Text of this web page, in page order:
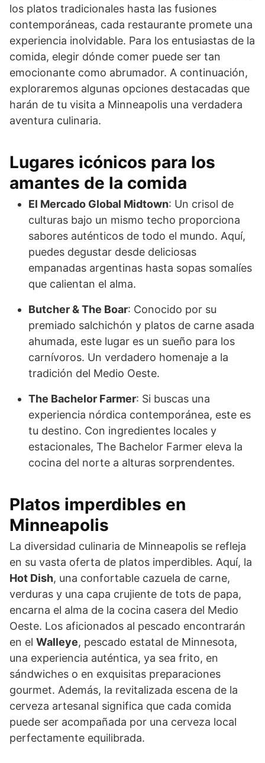
los platos tradicionales hasta las fusiones
contemporáneas, cada restaurante promete una
experiencia inolvidable. Para los entusiastas de la
comida, elegir dónde comer puede ser tan
emocionante como abrumador. A continuación,
exploraremos algunas opciones destacadas que
harán de tu visita a Minneapolis una verdadera
aventura culinaria.
Lugares icónicos para los
amantes de la comida
El Mercado Global Midtown: Un crisol de
culturas bajo un mismo techo proporciona
sabores auténticos de todo el mundo. Aquí,
puedes degustar desde deliciosas
empanadas argentinas hasta sopas somalíes
que calientan el alma.
Butcher & The Boar: Conocido por su
premiado salchichón y platos de carne asada
ahumada, este lugar es un sueño para los
carnívoros. Un verdadero homenaje a la
tradición del Medio Oeste.
The Bachelor Farmer: Si buscas una
experiencia nórdica contemporánea, este es
tu destino. Con ingredientes locales y
estacionales, The Bachelor Farmer eleva la
cocina del norte a alturas sorprendentes.
Platos imperdibles en
Minneapolis
La diversidad culinaria de Minneapolis se refleja
en su vasta oferta de platos imperdibles. Aquí, la
Hot Dish, una confortable cazuela de carne,
verduras y una capa crujiente de tots de papa,
encarna el alma de la cocina casera del Medio
Oeste. Los aficionados al pescado encontrarán
en el Walleye, pescado estatal de Minnesota,
una experiencia auténtica, ya sea frito, en
sándwiches o en exquisitas preparaciones
gourmet. Además, la revitalizada escena de la
cerveza artesanal significa que cada comida
puede ser acompañada por una cerveza local
perfectamente equilibrada.